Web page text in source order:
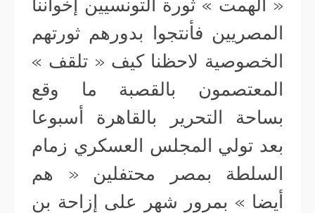
« ألهمت » ثورة التونسيين إخواننا
المصريين فأنتجوا بدورهم ثورتهم
الخصوصية لاحظنا كيف « تلقف »
المعتصمون بالقصبة ما وقع
بساحة التحرير بالقاهرة أسبوعا
بعد تولي المجلس العسكري زمام
السلطة بمصر محتفلين « هم
أيضا » بمرور شهر على إزاحة بن